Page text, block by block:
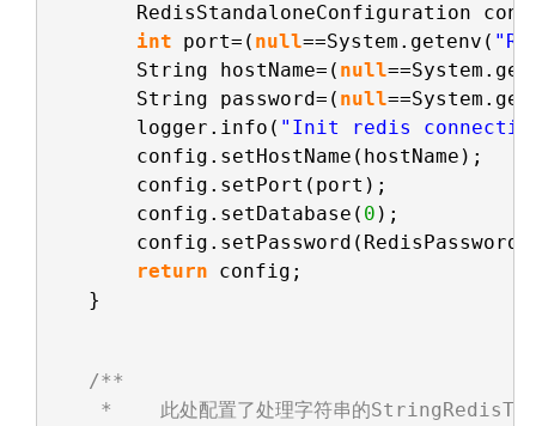
RedisStandaloneConfiguration
int port=( null==System.getenv(
String hostName=( null
String password=( null
logger.info( "Init redis
config.setHostName(hostName);
config.setPort(port);
config.setDatabase( 0 );
return config;
}
/**
*    此处配置了处理字符串的